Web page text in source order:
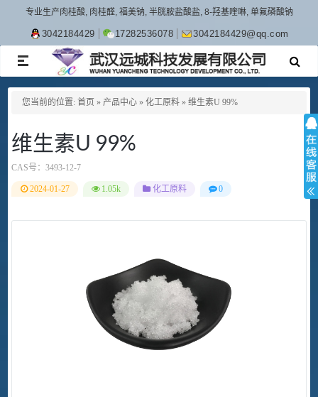
专业生产肉桂酸, 肉桂醛, 福美钠, 半胱胺盐酸盐, 8-羟基喹啉, 单氟磷酸钠
3042184429 17282536078 3042184429@qq.com
TOGGLE
NAVIGATION
您当前的位置: 首页 » 产品中心 » 化工原料 » 维生素U 99%
维生素U 99%
CAS号： 3493-12-7
2024-01-27 1.05k 化工原料 0